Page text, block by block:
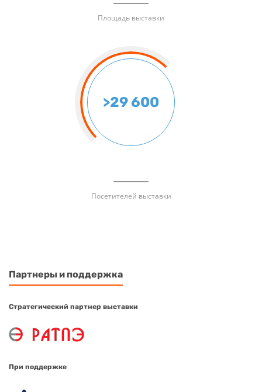
Площадь выставки
>29 600
Посетителей выставки
Партнеры и поддержка
Стратегический партнер выставки
При поддержке